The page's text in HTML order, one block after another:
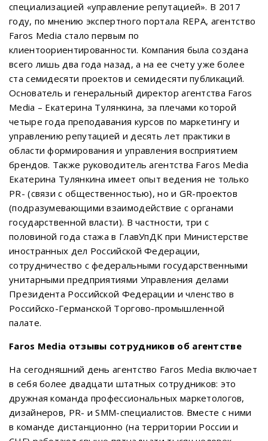
специализацией «управление репутацией». В 2017
году, по мнению экспертного портала REPA, агентство
Faros Media стало первым по
клиентоориентированности. Компания была создана
всего лишь два года назад, а на ее счету уже более
ста семидесяти проектов и семидесяти публикаций.
Основатель и генеральный директор агентства Faros
Media – Екатерина Тулянкина, за плечами которой
четыре года преподавания курсов по маркетингу и
управлению репутацией и десять лет практики в
области формирования и управления восприятием
брендов. Также руководитель агентства Faros Media
Екатерина Тулянкина имеет опыт ведения не только
PR- (связи с общественностью), но и GR-проектов
(подразумевающими взаимодействие с органами
государственной власти). В частности, три с
половиной года стажа в ГлавУпДК при Министерстве
иностранных дел Российской Федерации,
сотрудничество с федеральными государственными
унитарными предприятиями Управления делами
Президента Российской Федерации и членство в
Российско-Германской Торгово-промышленной
палате.
Faros Media отзывы сотрудников об агентстве
На сегодняшний день агентство Faros Media включает
в себя более двадцати штатных сотрудников: это
дружная команда профессиональных маркетологов,
дизайнеров, PR- и SMM-специалистов. Вместе с ними
в команде дистанционно (на территории России и